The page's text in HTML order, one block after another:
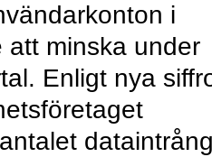
i
att minska under
Enligt nya